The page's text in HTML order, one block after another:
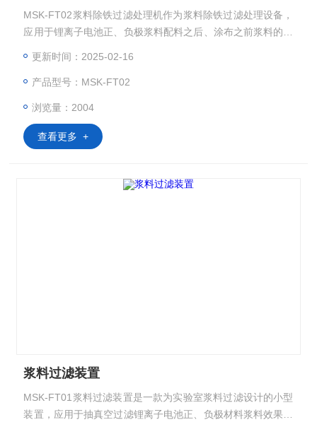
MSK-FT02浆料除铁过滤处理机作为浆料除铁过滤处理设备，
应用于锂离子电池正、负极浆料配料之后、涂布之前浆料的优
更新时间：2025-02-16
产品型号：MSK-FT02
浏览量：2004
查看更多 +
浆料过滤装置
MSK-FT01浆料过滤装置是一款为实验室浆料过滤设计的小型
装置，应用于抽真空过滤锂离子电池正、负极材料浆料效果优